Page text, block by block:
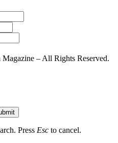
– All Rights Reserved.
Press Esc to cancel.